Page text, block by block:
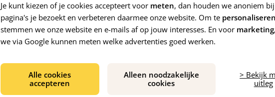
Je kunt kiezen of je cookies accepteert voor meten, dan houden we anoniem
pagina's je bezoekt en verbeteren daarmee onze website. Om te personaliseren
stemmen we onze website en e-mails af op jouw interesses. En voor marketing
we via Google kunnen meten welke advertenties goed werken.
Alle cookies
accepteren
Alleen noodzakelijke
cookies
> Bekijk
uitleg